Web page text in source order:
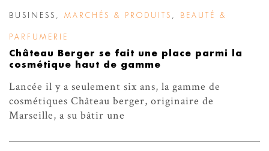
BUSINESS , MARCHÉS & PRODUITS , BEAUTÉ &
PARFUMERIE
Château Berger se fait une place parmi la
cosmétique haut de gamme
Lancée il y a seulement six ans, la gamme de
cosmétiques Château berger, originaire de
Marseille, a su bâtir une